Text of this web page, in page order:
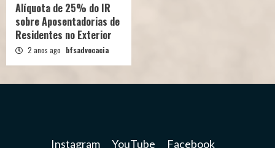
Alíquota de 25% do IR
sobre Aposentadorias de
Residentes no Exterior
2 anos ago bfsadvocacia
Instagram YouTube Facebook